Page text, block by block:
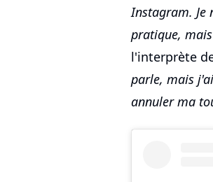
Instagram. Je
pratique,
l'interprète
parle, mais
annuler ma